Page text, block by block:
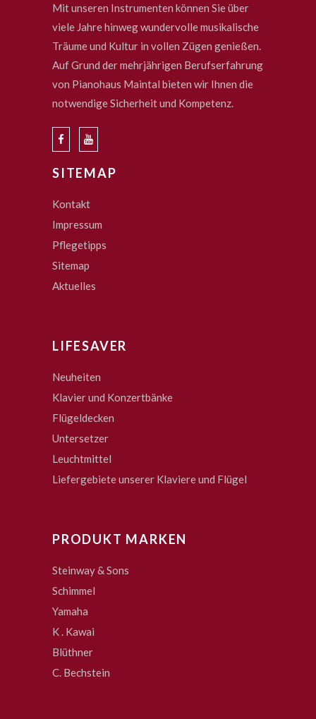
Mit unseren Instrumenten können Sie über
viele Jahre hinweg wundervolle musikalische
Träume und Kultur in vollen Zügen genießen.
Auf Grund der mehrjährigen Berufserfahrung
von Pianohaus Maintal bieten wir Ihnen die
notwendige Sicherheit und Kompetenz.
SITEMAP
Kontakt
Impressum
Pflegetipps
Sitemap
Aktuelles
LIFESAVER
Neuheiten
Klavier und Konzertbänke
Flügeldecken
Untersetzer
Leuchtmittel
Liefergebiete unserer Klaviere und Flügel
PRODUKT MARKEN
Steinway & Sons
Schimmel
Yamaha
K . Kawai
Blüthner
C. Bechstein